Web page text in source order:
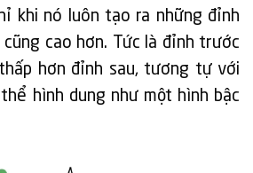
khi nó luôn tạo ra những đỉnh
cao hơn. Tức là đỉnh trước
hơn đỉnh sau, tương tự với
hình dung như một hình bậc